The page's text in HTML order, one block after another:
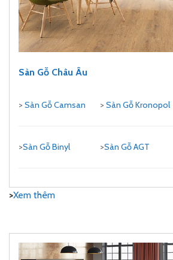
Sàn Gỗ Châu Âu
> Sàn Gỗ Camsan >Sàn Gỗ Kronopol
>Sàn Gỗ Binyl >Sàn Gỗ AGT
>Xem thêm